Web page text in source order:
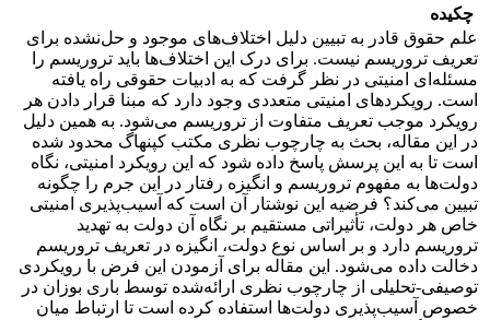
چکیده
علم حقوق قادر به تبیین دلیل اختلاف‌های موجود و حل‌نشده برای
تعریف تروریسم نیست. برای درک این اختلاف‌ها باید تروریسم را
مسئله‌ای امنیتی در نظر گرفت که به ادبیات حقوقی راه یافته
است. رویکردهای امنیتی متعددی وجود دارد که مبنا قرار دادن هر
رویکرد موجب تعریف متفاوت از تروریسم می‌شود. به همین دلیل
در این مقاله، بحث به چارچوب نظری مکتب کپنهاگ محدود شده
است تا به این پرسش پاسخ داده شود که این رویکرد امنیتی، نگاه
دولت‌ها به مفهوم تروریسم و انگیزه رفتار در این جرم را چگونه
تبیین می‌کند؟ فرضیه این نوشتار آن است که آسیب‌پذیری امنیتی
خاص هر دولت، تأثیراتی مستقیم بر نگاه آن دولت به تهدید
تروریسم دارد و بر اساس نوع دولت، انگیزه در تعریف تروریسم
دخالت داده می‌شود. این مقاله برای آزمودن این فرض با رویکردی
توصیفی-تحلیلی از چارچوب نظری ارائه‌شده توسط باری بوزان در
خصوص آسیب‌پذیری دولت‌ها استفاده کرده است تا ارتباط میان